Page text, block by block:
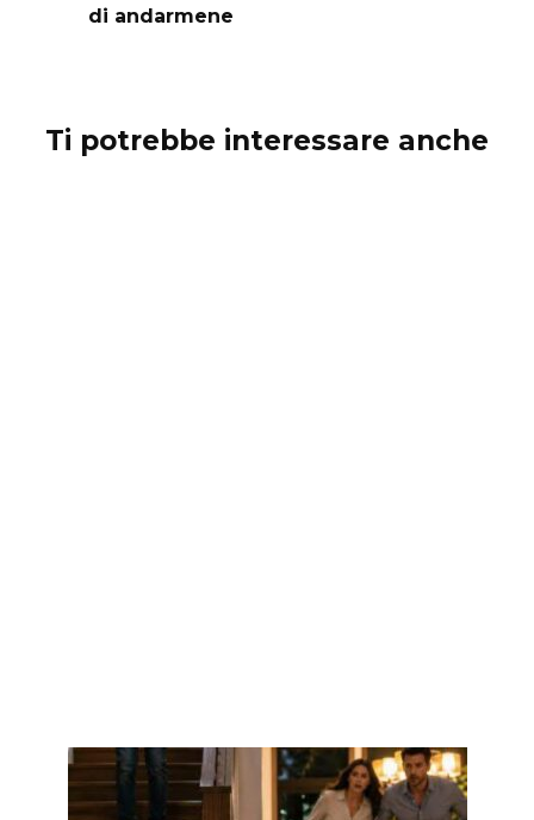
di andarmene
Ti potrebbe interessare anche